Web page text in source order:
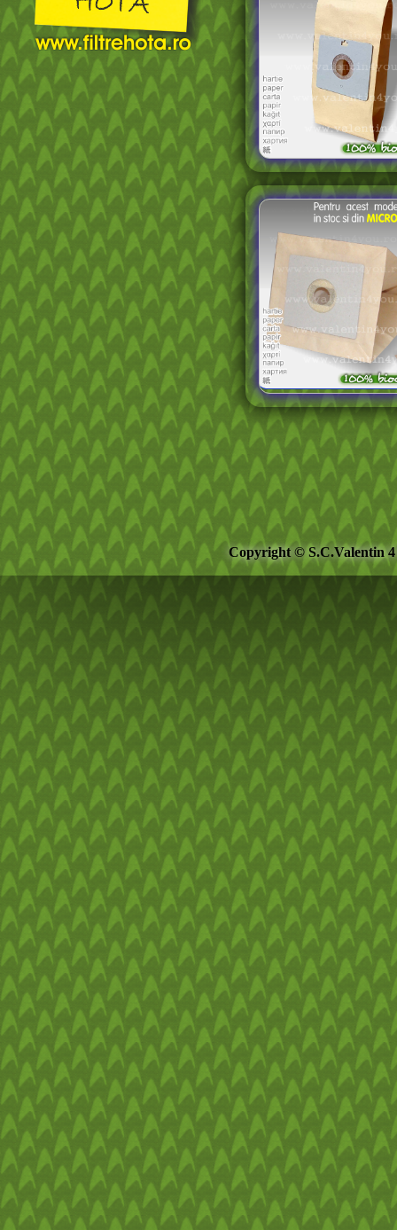
Copyright © S.C.Valentin